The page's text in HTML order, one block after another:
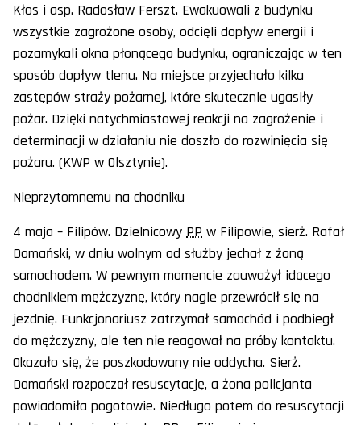
Kłos i asp. Radosław Ferszt. Ewakuowali z budynku
wszystkie zagrożone osoby, odcięli dopływ energii i
pozamykali okna płonącego budynku, ograniczając w ten
sposób dopływ tlenu. Na miejsce przyjechało kilka
zastępów straży pożarnej, które skutecznie ugasiły
pożar. Dzięki natychmiastowej reakcji na zagrożenie i
determinacji w działaniu nie doszło do rozwinięcia się
pożaru. (KWP w Olsztynie).
Nieprzytomnemu na chodniku
4 maja – Filipów. Dzielnicowy PP w Filipowie, sierż. Rafał
Domański, w dniu wolnym od służby jechał z żoną
samochodem. W pewnym momencie zauważył idącego
chodnikiem mężczyznę, który nagle przewrócił się na
jezdnię. Funkcjonariusz zatrzymał samochód i podbiegł
do mężczyzny, ale ten nie reagował na próby kontaktu.
Okazało się, że poszkodowany nie oddycha. Sierż.
Domański rozpoczął resuscytację, a żona policjanta
powiadomiła pogotowie. Niedługo potem do resuscytacji